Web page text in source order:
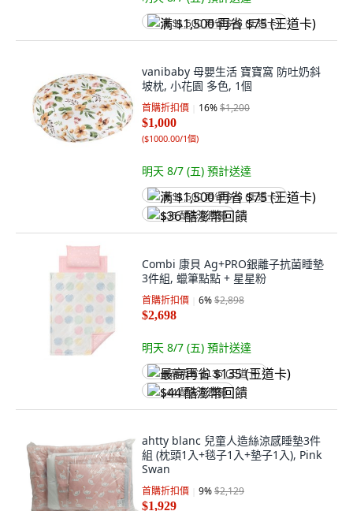
满 $1,500 再省 $75 (王道卡)
vanibaby 母嬰生活 寶寶窩 防吐奶斜
坡枕, 小花園 多色, 1個
首購折扣價 16%$1,200
$1,000
($1000.00/1個)
明天 8/7 (五) 預計送達
满 $1,500 再省 $75 (王道卡)
$36 酷澎幣回饋
Combi 康貝 Ag+PRO銀離子抗菌睡墊
3件組, 蠟筆點點 + 星星粉
首購折扣價 6%$2,898
$2,698
明天 8/7 (五) 預計送達
最高再省 $135 (王道卡)
$44 酷澎幣回饋
ahtty blanc 兒童人造絲涼感睡墊3件
組 (枕頭1入+毯子1入+墊子1入), Pink
Swan
首購折扣價 9%$2,129
$1,929